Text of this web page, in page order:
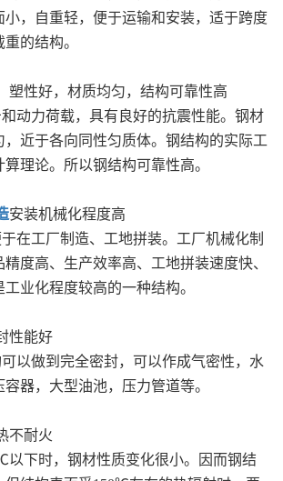
小，自重轻，便于运输和安装，适于跨度
的结构。
塑性好，材质均匀，结构可靠性高
动力荷载，具有良好的抗震性能。钢材
，近于各向同性匀质体。钢结构的实际工
理论。所以钢结构可靠性高。
安装机械化程度高
在工厂制造、工地拼装。工厂机械化制
度高、生产效率高、工地拼装速度快、
业化程度较高的一种结构。
性能好
以做到完全密封，可以作成气密性，水
器，大型油池，压力管道等。
不耐火
以下时，钢材性质变化很小。因而钢结